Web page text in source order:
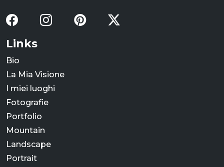
Links
Bio
La Mia Visione
I miei luoghi
Fotografie
Portfolio
Mountain
Landscape
Portrait